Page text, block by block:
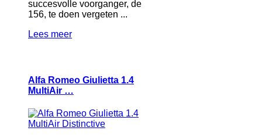
succesvolle voorganger, de
156, te doen vergeten ...
Lees meer
Alfa Romeo Giulietta 1.4
MultiAir …